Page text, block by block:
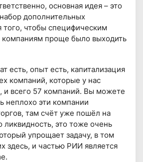
основная идея – это
дополнительных
того, чтобы специфическим
компаниям проще было выходить
есть, опыт есть, капитализация
компаний, которые у нас
и всего 57 компаний. Вы можете
неплохо эти компании
там счёт уже пошёл на
это тоже очень
упрощает задачу, в том
здесь, и частью РИИ является